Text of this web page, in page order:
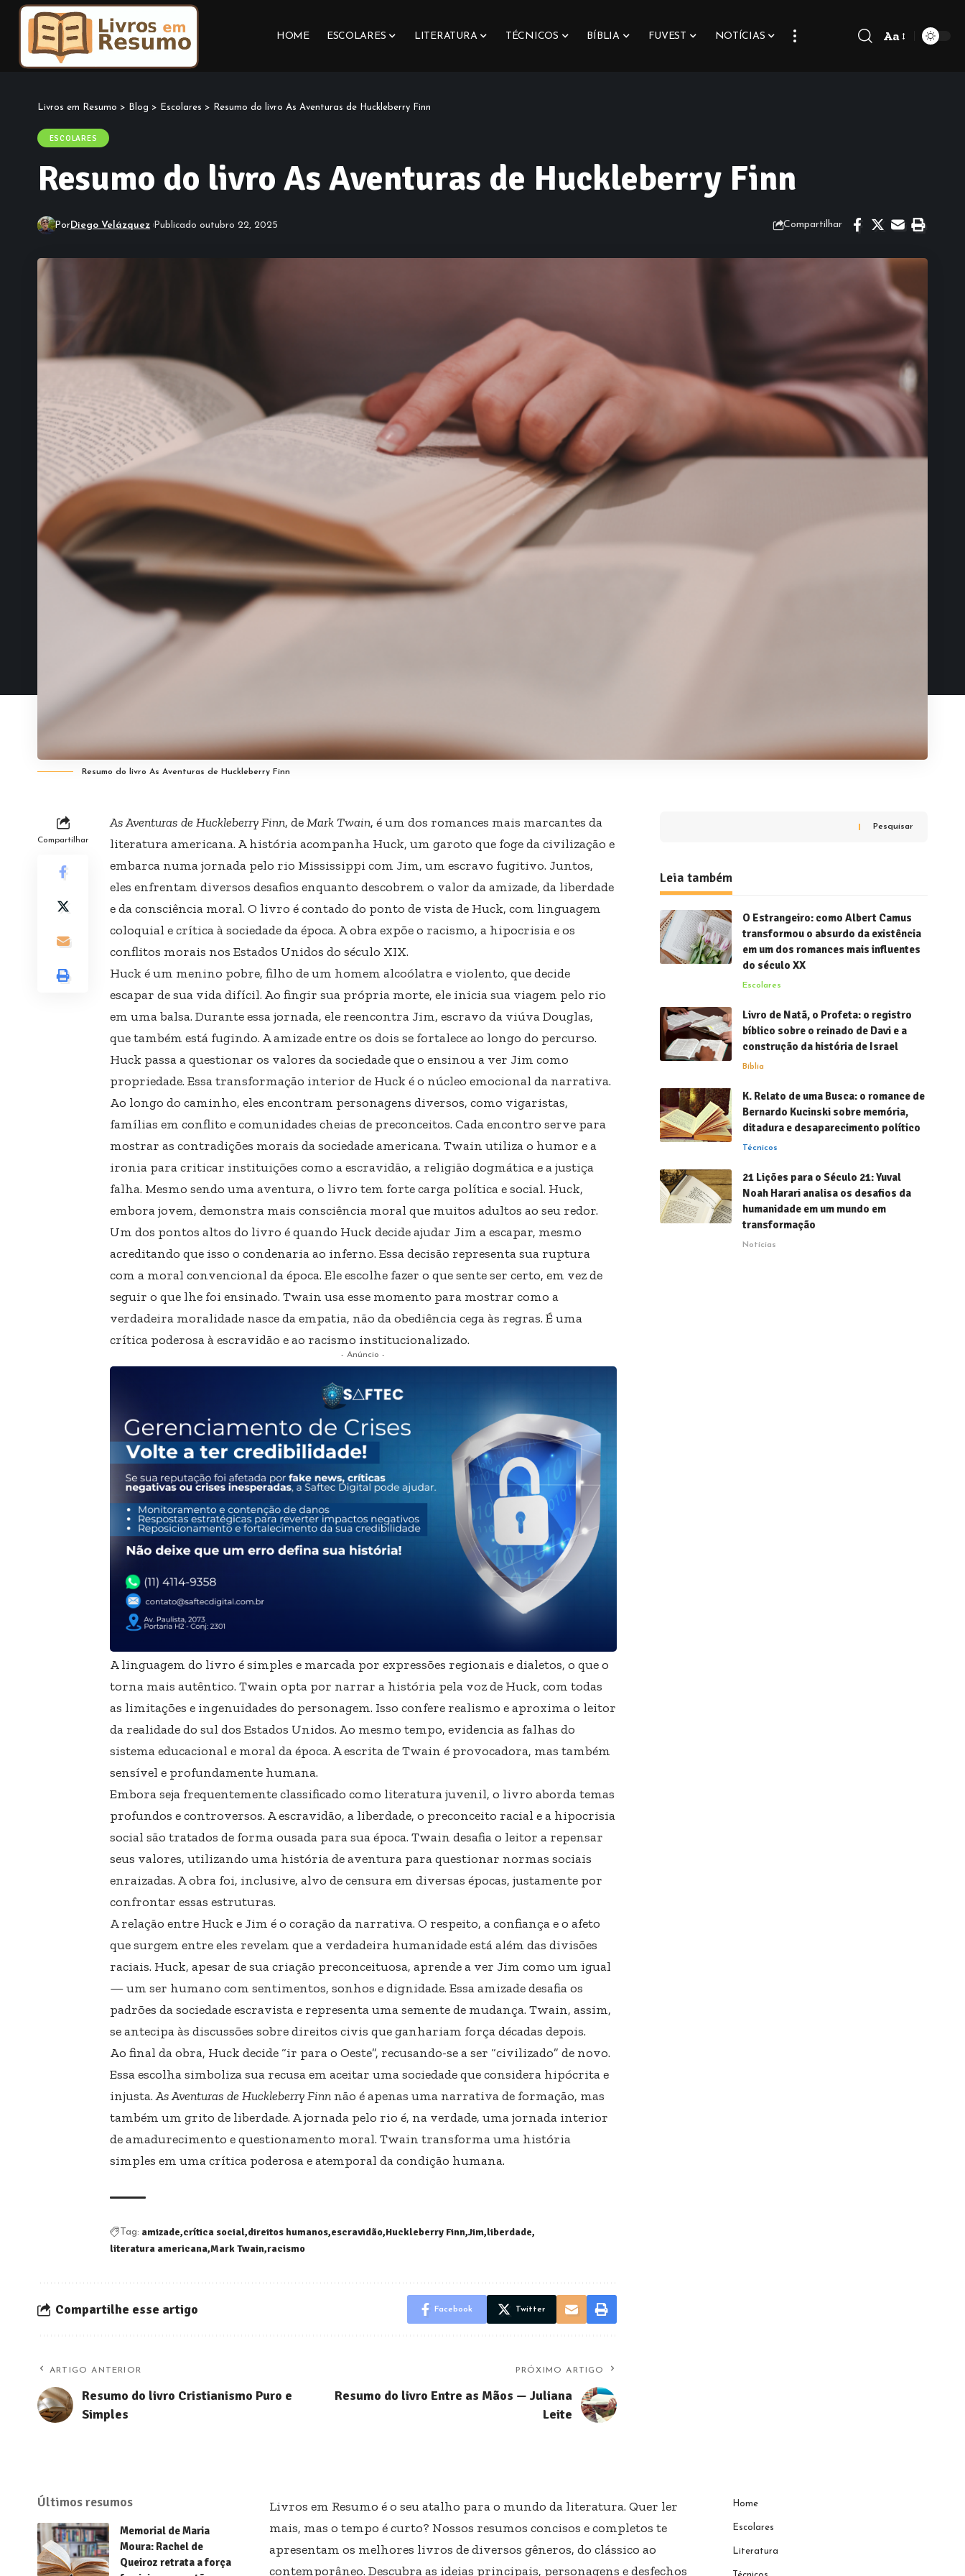
HOME ESCOLARES LITERATURA TÉCNICOS BÍBLIA FUVEST NOTÍCIAS
Font
Aa
Livros em Resumo > Blog > Escolares > Resumo do livro As Aventuras de Huckleberry Finn
ESCOLARES
Resumo do livro As Aventuras de Huckleberry Finn
PorDiego Velázquez Publicado outubro 22, 2025 Compartilhar
Resumo do livro As Aventuras de Huckleberry Finn
Compartilhar
As Aventuras de Huckleberry Finn, deMark Twain, é um dos romances mais marcantes da
literatura americana. A história acompanha Huck, um garoto que foge da civilização e
embarca numa jornada pelo rio Mississippi com Jim, um escravo fugitivo. Juntos,
eles enfrentam diversos desafios enquanto descobrem o valor da amizade, da liberdade
e da consciência moral. O livro é contado do ponto de vista de Huck, com linguagem
coloquial e crítica à sociedade da época. A obra expõe o racismo, a hipocrisia e os
conflitos morais nos Estados Unidos do século XIX.
Huck é um menino pobre, filho de um homem alcoólatra e violento, que decide
escapar de sua vida difícil. Ao fingir sua própria morte, ele inicia sua viagem pelo rio
em uma balsa. Durante essa jornada, ele reencontra Jim, escravo da viúva Douglas,
que também está fugindo. A amizade entre os dois se fortalece ao longo do percurso.
Huck passa a questionar os valores da sociedade que o ensinou a ver Jim como
propriedade. Essa transformação interior de Huck é o núcleo emocional da narrativa.
Ao longo do caminho, eles encontram personagens diversos, como vigaristas,
famílias em conflito e comunidades cheias de preconceitos. Cada encontro serve para
mostrar as contradições morais da sociedade americana. Twain utiliza o humor e a
ironia para criticar instituições como a escravidão, a religião dogmática e a justiça
falha. Mesmo sendo uma aventura, o livro tem forte carga política e social. Huck,
embora jovem, demonstra mais consciência moral que muitos adultos ao seu redor.
Um dos pontos altos do livro é quando Huck decide ajudar Jim a escapar, mesmo
acreditando que isso o condenaria ao inferno. Essa decisão representa sua ruptura
com a moral convencional da época. Ele escolhe fazer o que sente ser certo, em vez de
seguir o que lhe foi ensinado. Twain usa esse momento para mostrar como a
verdadeira moralidade nasce da empatia, não da obediência cega às regras. É uma
crítica poderosa à escravidão e ao racismo institucionalizado.
- Anúncio -
A linguagem do livro é simples e marcada por expressões regionais e dialetos, o que o
torna mais autêntico. Twain opta por narrar a história pela voz de Huck, com todas
as limitações e ingenuidades do personagem. Isso confere realismo e aproxima o leitor
da realidade do sul dos Estados Unidos. Ao mesmo tempo, evidencia as falhas do
sistema educacional e moral da época. A escrita de Twain é provocadora, mas também
sensível e profundamente humana.
Embora seja frequentemente classificado como literatura juvenil, o livro aborda temas
profundos e controversos. A escravidão, a liberdade, o preconceito racial e a hipocrisia
social são tratados de forma ousada para sua época. Twain desafia o leitor a repensar
seus valores, utilizando uma história de aventura para questionar normas sociais
enraizadas. A obra foi, inclusive, alvo de censura em diversas épocas, justamente por
confrontar essas estruturas.
A relação entre Huck e Jim é o coração da narrativa. O respeito, a confiança e o afeto
que surgem entre eles revelam que a verdadeira humanidade está além das divisões
raciais. Huck, apesar de sua criação preconceituosa, aprende a ver Jim como um igual
— um ser humano com sentimentos, sonhos e dignidade. Essa amizade desafia os
padrões da sociedade escravista e representa uma semente de mudança. Twain, assim,
se antecipa às discussões sobre direitos civis que ganhariam força décadas depois.
Ao final da obra, Huck decide “ir para o Oeste”, recusando-se a ser “civilizado” de novo.
Essa escolha simboliza sua recusa em aceitar uma sociedade que considera hipócrita e
injusta.As Aventuras de Huckleberry Finn não é apenas uma narrativa de formação, mas
também um grito de liberdade. A jornada pelo rio é, na verdade, uma jornada interior
de amadurecimento e questionamento moral. Twain transforma uma história
simples em uma crítica poderosa e atemporal da condição humana.
Tag: amizade crítica social direitos humanos escravidão Huckleberry Finn Jim liberdade
literatura americana Mark Twain racismo
Compartilhe esse artigo Facebook Twitter
ARTIGO ANTERIOR
Resumo do livro Cristianismo Puro e
Simples
PRÓXIMO ARTIGO
Resumo do livro Entre as Mãos — Juliana
Leite
Pesquisar
Leia também
O Estrangeiro: como Albert Camus
transformou o absurdo da existência
em um dos romances mais influentes
do século XX
Escolares
Livro de Natã, o Profeta: o registro
bíblico sobre o reinado de Davi e a
construção da história de Israel
Bíblia
K. Relato de uma Busca: o romance de
Bernardo Kucinski sobre memória,
ditadura e desaparecimento político
Técnicos
21 Lições para o Século 21: Yuval
Noah Harari analisa os desafios da
humanidade em um mundo em
transformação
Notícias
Últimos resumos
Memorial de Maria
Moura: Rachel de
Queiroz retrata a força
Livros em Resumo é o seu atalho para o mundo da literatura. Quer ler
mais, mas o tempo é curto? Nossos resumos concisos e completos te
apresentam os melhores livros de diversos gêneros, do clássico ao
contemporâneo. Descubra as ideias principais, personagens e desfechos
Home
Escolares
Literatura